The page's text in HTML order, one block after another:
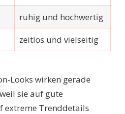
ruhig und hochwertig
zeitlos und vielseitig
Looks wirken gerade
sie auf gute
Trenddetails